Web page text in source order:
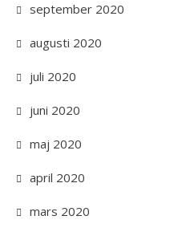
september 2020
augusti 2020
juli 2020
juni 2020
maj 2020
april 2020
mars 2020